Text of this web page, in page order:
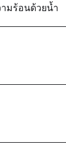
ามร้อนด้วยน้ำ